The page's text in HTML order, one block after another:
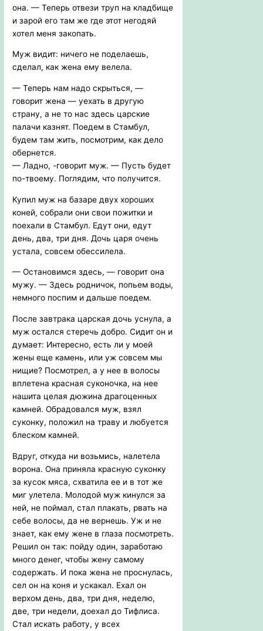
она. — Теперь отвези труп на кладбище
и зарой его там же где этот негодяй
хотел меня закопать.
Муж видит: ничего не поделаешь,
сделал, как жена ему велела.
— Теперь нам надо скрыться, —
говорит жена — уехать в другую
страну, а не то нас здесь царские
палачи казнят. Поедем в Стамбул,
будем там жить, посмотрим, как дело
обернется.
— Ладно, -говорит муж. — Пусть будет
по-твоему. Поглядим, что получится.
Купил муж на базаре двух хороших
коней, собрали они свои пожитки и
поехали в Стамбул. Едут они, едут
день, два, три дня. Дочь царя очень
устала, совсем обессилела.
— Остановимся здесь, — говорит она
мужу. — Здесь родничок, попьем воды,
немного поспим и дальше поедем.
После завтрака царская дочь уснула, а
муж остался стеречь добро. Сидит он и
думает: Интересно, есть ли у моей
жены еще камень, или уж совсем мы
нищие? Посмотрел, а у нее в волосы
вплетена красная суконочка, на нее
нашита целая дюжина драгоценных
камней. Обрадовался муж, взял
суконку, положил на траву и любуется
блеском камней.
Вдруг, откуда ни возьмись, налетела
ворона. Она приняла красную суконку
за кусок мяса, схватила ее и в тот же
миг улетела. Молодой муж кинулся за
ней, не поймал, стал плакать, рвать на
себе волосы, да не вернешь. Уж и не
знает, как ему жене в глаза посмотреть.
Решил он так: пойду один, заработаю
много денег, чтобы жену самому
содержать. И пока жена не проснулась,
сел он на коня и ускакал. Ехал он
верхом день, два, три дня, неделю,
две, три недели, доехал до Тифлиса.
Стал искать работу, у всех